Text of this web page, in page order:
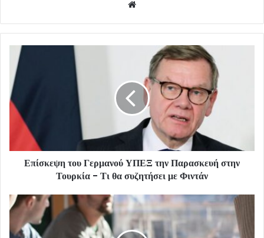
Επίσκεψη του Γερμανού ΥΠΕΞ την Παρασκευή στην
Τουρκία - Τι θα συζητήσει με Φιντάν